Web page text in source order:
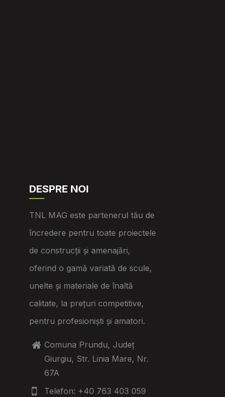
DESPRE NOI
TNL MAG este partenerul tău de
încredere pentru toate proiectele
de construcții și amenajări,
oferind o gamă variată de scule,
unelte și materiale de înaltă
calitate, la prețuri competitive,
pentru profesioniști și amatori.
Comuna Prundu, Județ
Giurgiu, Str. Linia Mare, Nr.
67A
Telefon: +40 763 403 059